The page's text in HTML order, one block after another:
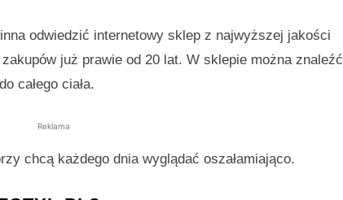
odwiedzić internetowy sklep z najwyższej jakości
już prawie od 20 lat. W sklepie można znaleźć
całego ciała.
Reklama
chcą każdego dnia wyglądać oszałamiająco.